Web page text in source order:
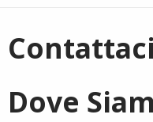
Contattaci
Dove